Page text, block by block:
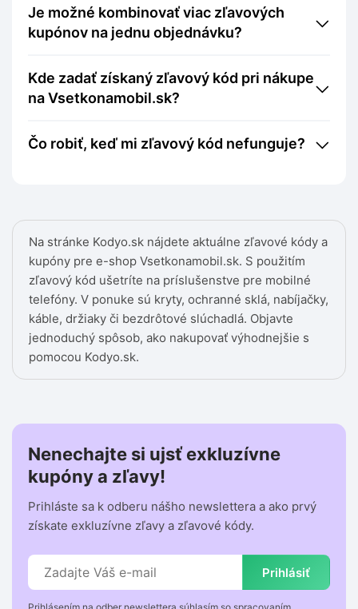
Na stránke Kodyo.sk nájdete aktuálne zľavové kódy a
kupóny pre e-shop Vsetkonamobil.sk. S použitím
zľavový kód ušetríte na príslušenstve pre mobilné
telefóny. V ponuke sú kryty, ochranné sklá, nabíjačky,
káble, držiaky či bezdrôtové slúchadlá. Objavte
jednoduchý spôsob, ako nakupovať výhodnejšie s
pomocou Kodyo.sk.
Je možné kombinovať viac zľavových
kupónov na jednu objednávku?
Kde zadať získaný zľavový kód pri nákupe
na Vsetkonamobil.sk?
Čo robiť, keď mi zľavový kód nefunguje?
Nenechajte si ujsť exkluzívne
kupóny a zľavy!
Prihláste sa k odberu nášho newslettera a ako prvý
získate exkluzívne zľavy a zľavové kódy.
Prihlásiť